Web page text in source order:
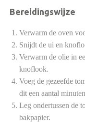
Bereidingswijze
Verwarm de oven
Snijdt de ui en
Verwarm de olie in
knoflook.
Voeg de gezeefde
dit een aantal
Leg ondertussen de
bakpapier.